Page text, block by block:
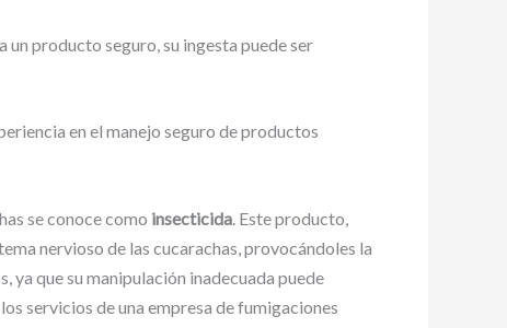
un producto seguro, su ingesta puede ser
en el manejo seguro de productos
se conoce como insecticida . Este producto,
nervioso de las cucarachas, provocándoles la
que su manipulación inadecuada puede
servicios de una empresa de fumigaciones